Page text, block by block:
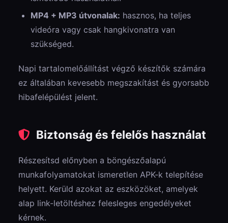
MP4 + MP3 útvonalak: hasznos, ha teljes
videóra vagy csak hangkivonatra van
szükséged.
Napi tartalomelőállítást végző készítők számára
ez általában kevesebb megszakítást és gyorsabb
hibafelépülést jelent.
Biztonság és felelős használat
Részesítsd előnyben a böngészőalapú
munkafolyamatokat ismeretlen APK-k telepítése
helyett. Kerüld azokat az eszközöket, amelyek
alap link-letöltéshez felesleges engedélyeket
kérnek.